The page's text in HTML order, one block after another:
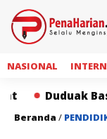
NASIONAL
Basamo
Beranda /